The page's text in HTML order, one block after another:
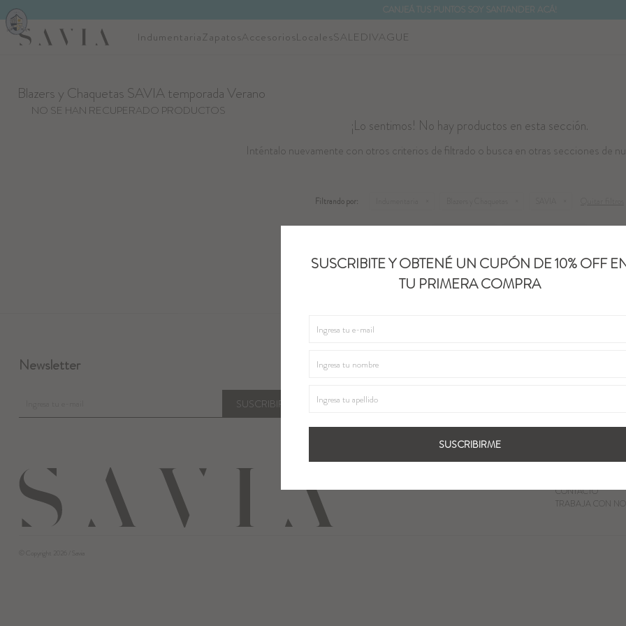
SUSCRIBITE Y OBTENÉ UN CUPÓN DE 10% OFF
TU PRIMERA COMPRA
SUSCRIBIRME
CANJEÁ TUS PUNTOS SOY SANTANDER ACÁ!
IndumentariaZapatosAccesoriosLocalesSALEDIVAGUE
Blazers y Chaquetas SAVIA temporada Verano
NO SE HAN RECUPERADO PRODUCTOS
¡Lo sentimos! No hay productos en esta sección.
Inténtalo nuevamente con otros criterios de filtrado o busca en otras secciones de
Filtrando por:
Newsletter
SUSCRIBIRME
QUIENES SOMOS
CONTACTO
TRABAJA CON
© Copyright 2026 / Savia